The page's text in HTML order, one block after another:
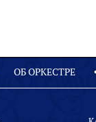
OБ ОРКЕСТРЕ